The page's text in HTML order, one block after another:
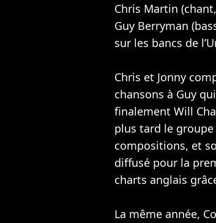
Chris Martin
Guy Berryman
sur les bancs de
Chris et Jonny
chansons à Guy
finalement Will
plus tard le
compositions, et
diffusé pour la
charts anglais
La même année,